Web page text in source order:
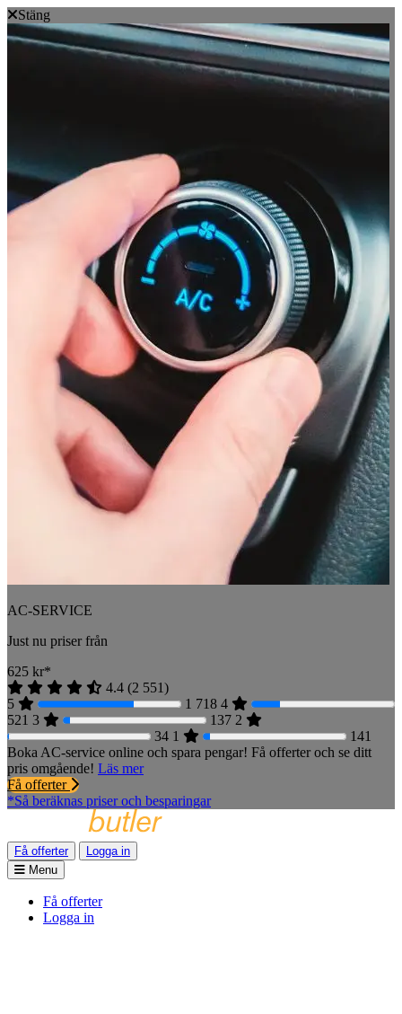
Stäng
AC-SERVICE
Just nu priser från
625 kr*
4.4 (2 551)
5
1 718 4
521 3 137 2
34 1
141
Boka AC-service online och spara pengar! Få offerter och se ditt
pris omgående! Läs mer
Få offerter
*Så beräknas priser och besparingar
Få offerter
Logga in
Menu
Få offerter
Logga in